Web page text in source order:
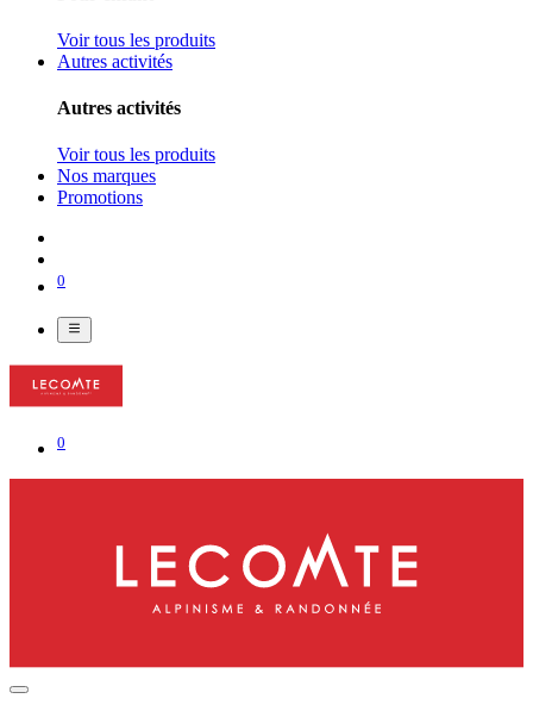
Voir tous les produits
Autres activités
Autres activités
Voir tous les produits
Nos marques
Promotions
0
0